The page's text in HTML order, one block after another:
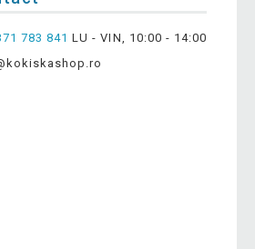
783 841 LU - VIN, 10:00 - 14:00